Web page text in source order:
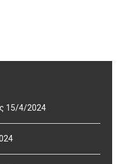
15/4/2024